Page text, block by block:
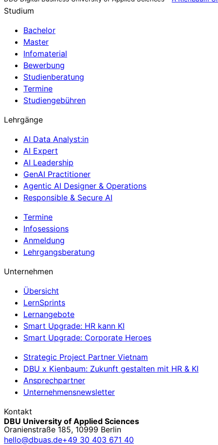
Studium
Bachelor
Master
Infomaterial
Bewerbung
Studienberatung
Termine
Studiengebühren
Lehrgänge
AI Data Analyst:in
AI Expert
AI Leadership
GenAI Practitioner
Agentic AI Designer & Operations
Responsible & Secure AI
Termine
Infosessions
Anmeldung
Lehrgangsberatung
Unternehmen
Übersicht
LernSprints
Lernangebote
Smart Upgrade: HR kann KI
Smart Upgrade: Corporate Heroes
Strategic Project Partner Vietnam
DBU x Kienbaum: Zukunft gestalten mit HR & KI
Ansprechpartner
Unternehmensnewsletter
Kontakt
DBU University of Applied Sciences
Oranienstraße 185, 10999 Berlin
hello@dbuas.de+49 30 403 671 40